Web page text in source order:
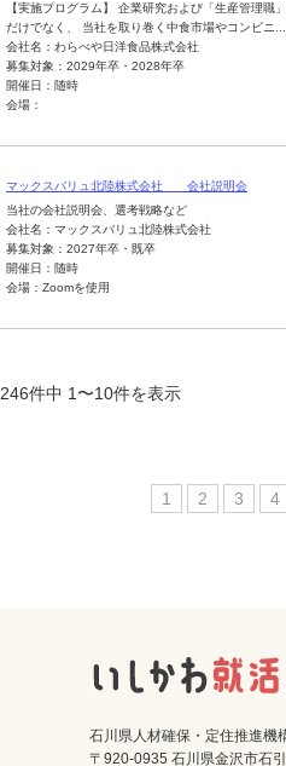
【実施プログラム】 企業研究および「生産管理職
だけでなく、 当社を取り巻く中食市場やコンビニ...
会社名：わらべや日洋食品株式会社
募集対象：2029年卒・2028年卒
開催日：随時
会場：
マックスバリュ北陸株式会社 会社説明会
当社の会社説明会、選考戦略など
会社名：マックスバリュ北陸株式会社
募集対象：2027年卒・既卒
開催日：随時
会場：Zoomを使用
246件中 1〜10件を表示
1 2 3 4
石川県人材確保・定住推進機
〒920-0935 石川県金沢市石